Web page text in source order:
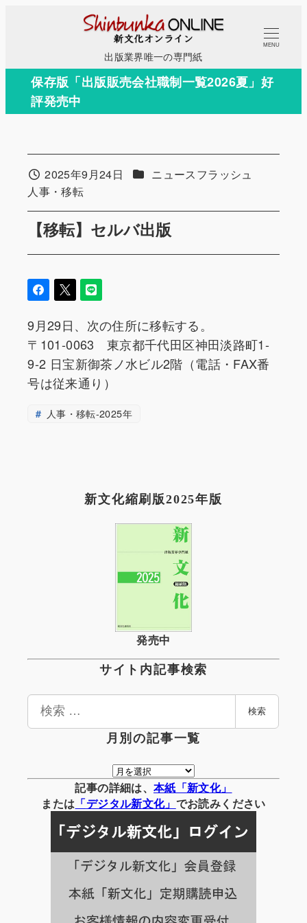
コ
テ
出版業界唯一の専門紙
MENU
保存版「出版販売会社職制一覧2026夏」好
評発売中
【移転】セルバ出版
投稿日2025年9月24日 カテゴリー
ニュースフラッシュ
カテゴリー
人事・移転
9月29日、次の住所に移転する。
〒101-0063 東京都千代田区神田淡路町1-
9-2 日宝新御茶ノ水ビル2階（電話・FAX番
号は従来通り）
人事・移転-2025年
新文化縮刷版2025年版
発売中
サイト内記事検索
検
検索
月別の記事一覧
月
別
の
事
一
覧
記事の詳細は、 本紙「新文化」
または 「デジタル新文化」 でお読みください